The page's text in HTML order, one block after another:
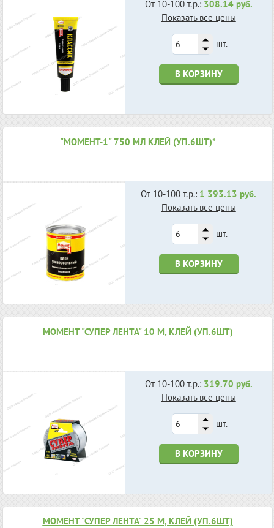
От 10-100 т.р.: 308.14 руб.
Показать все цены
шт.
В КОРЗИНУ
"МОМЕНТ-1" 750 МЛ КЛЕЙ (УП.6ШТ)*
От 10-100 т.р.: 1 393.13 руб.
Показать все цены
шт.
В КОРЗИНУ
МОМЕНТ "СУПЕР ЛЕНТА" 10 М, КЛЕЙ (УП.6ШТ)
От 10-100 т.р.: 319.70 руб.
Показать все цены
шт.
В КОРЗИНУ
МОМЕНТ "СУПЕР ЛЕНТА" 25 М, КЛЕЙ (УП.6ШТ)